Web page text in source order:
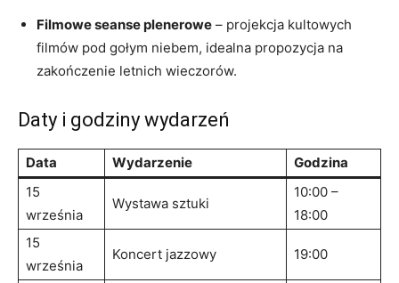
Filmowe seanse plenerowe – projekcja kultowych
filmów pod gołym niebem, idealna propozycja na
zakończenie letnich wieczorów.
Daty i godziny wydarzeń
Data Wydarzenie
Godzina
15
września
Wystawa sztuki
10:00 –
18:00
15
września
Koncert jazzowy 19:00